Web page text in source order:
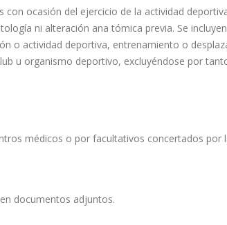
ocasión del ejercicio de la actividad
ni alteración ana tómica previa. Se incluyen
o actividad deportiva, entrenamiento o
u organismo deportivo, excluyéndose por
médicos o por facultativos concertados por
documentos adjuntos.